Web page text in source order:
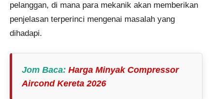
pelanggan, di mana para mekanik akan memberikan
penjelasan terperinci mengenai masalah yang
dihadapi.
Jom Baca: Harga Minyak Compressor
Aircond Kereta 2026